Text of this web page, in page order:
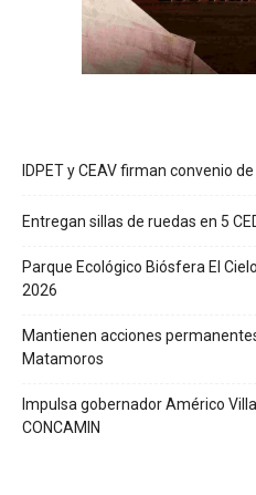
IDPET y CEAV firman convenio
Entregan sillas de ruedas en 5
Parque Ecológico Biósfera El
2026
Mantienen acciones
Matamoros
Impulsa gobernador Américo
CONCAMIN